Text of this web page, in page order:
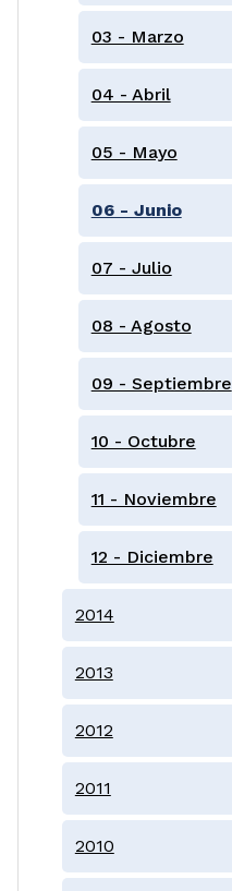
03 - Marzo
04 - Abril
05 - Mayo
06 - Junio
07 - Julio
08 - Agosto
09 - Septiembre
10 - Octubre
11 - Noviembre
12 - Diciembre
2014
2013
2012
2011
2010